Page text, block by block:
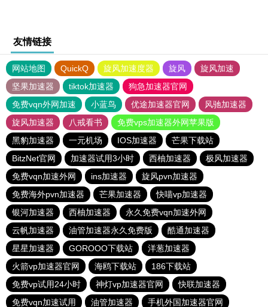
友情链接
网站地图 QuickQ 旋风加速度器 旋风
旋风加速
坚果加速器
tiktok加速器
狗急加速器官网
免费vqn外网加速
小蓝鸟 优途加速器官网
风驰加速器
旋风加速器
八戒看书
免费vps加速器外网苹果版
黑豹加速器
一元机场 IOS加速器
芒果下载站
BitzNet官网
加速器试用3小时 西柚加速器
极风加速器
免费vqn加速外网
ins加速器
旋风pvn加速器
免费海外pvn加速器
芒果加速器
快喵vp加速器
银河加速器
西柚加速器
永久免费vqn加速外网
云帆加速器
油管加速器永久免费版
酷通加速器
星星加速器
GOROOO下载站
洋葱加速器
火箭vp加速器官网
海鸥下载站
186下载站
免费vp试用24小时
神灯vp加速器官网
快联加速器
免费vqn加速试用
油管加速器 手机外国加速器官网